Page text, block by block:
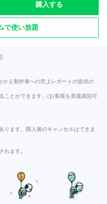
購入する
で使い放題
かえ制作者への売上レポートの提供の
ことができます。(お客様を直接識別可
ります。購入後のキャンセルはできま
れます。